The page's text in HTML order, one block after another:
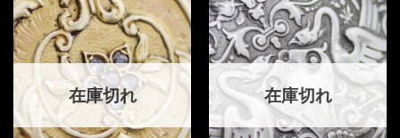
在庫切れ 在庫切れ